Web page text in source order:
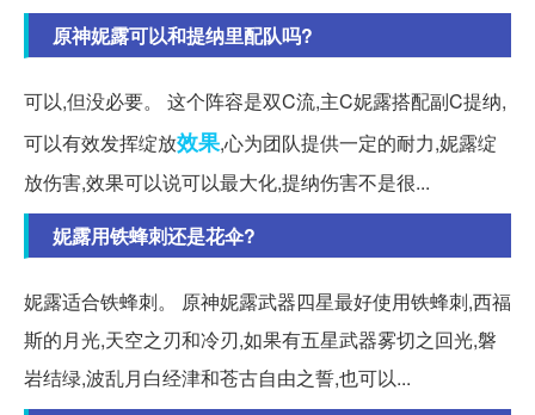
原神妮露可以和提纳里配队吗?
可以,但没必要。 这个阵容是双C流,主C妮露搭配副C提纳,
可以有效发挥绽放效果,心为团队提供一定的耐力,妮露绽
放伤害,效果可以说可以最大化,提纳伤害不是很...
妮露用铁蜂刺还是花伞?
妮露适合铁蜂刺。 原神妮露武器四星最好使用铁蜂刺,西福
斯的月光,天空之刃和冷刃,如果有五星武器雾切之回光,磐
岩结绿,波乱月白经津和苍古自由之誓,也可以...